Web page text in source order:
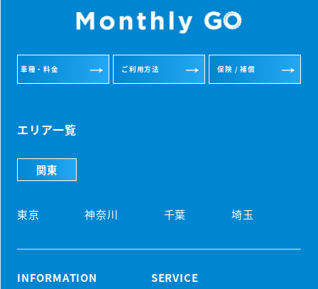
車種・料金 ご利用方法 保険 / 補償
エリア一覧
関東
東京 神奈川 千葉 埼玉
INFORMATION SERVICE